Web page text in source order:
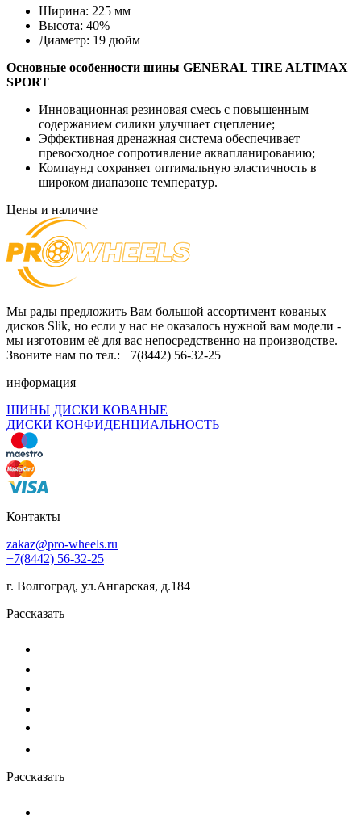
Ширина: 225 мм
Высота: 40%
Диаметр: 19 дюйм
Основные особенности шины GENERAL TIRE ALTIMAX
SPORT
Инновационная резиновая смесь с повышенным
содержанием силики улучшает сцепление;
Эффективная дренажная система обеспечивает
превосходное сопротивление аквапланированию;
Компаунд сохраняет оптимальную эластичность в
широком диапазоне температур.
Цены и наличие
Мы рады предложить Вам большой ассортимент кованых
дисков Slik, но если у нас не оказалось нужной вам модели -
мы изготовим её для вас непосредственно на производстве.
Звоните нам по тел.: +7(8442) 56-32-25
информация
ШИНЫ ДИСКИ КОВАНЫЕ
ДИСКИ КОНФИДЕНЦИАЛЬНОСТЬ
Контакты
zakaz@pro-wheels.ru
+7(8442) 56-32-25
г. Волгоград, ул.Ангарская, д.184
Рассказать
Рассказать